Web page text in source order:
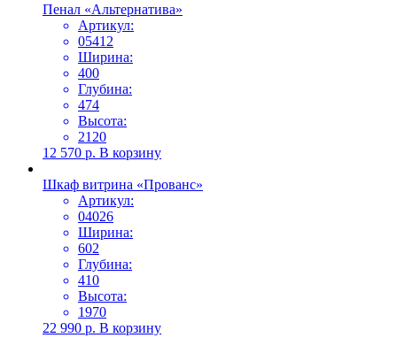
Пенал «Альтернатива»
Артикул:
05412
Ширина:
400
Глубина:
474
Высота:
2120
12 570 р. В корзину
Шкаф витрина «Прованс»
Артикул:
04026
Ширина:
602
Глубина:
410
Высота:
1970
22 990 р. В корзину